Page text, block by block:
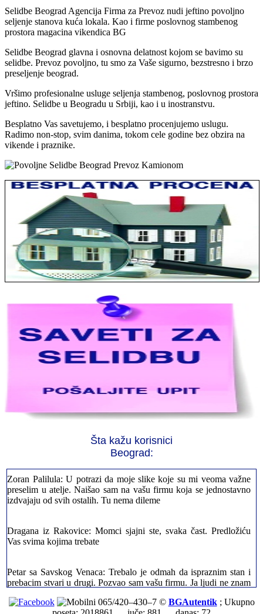
Selidbe Beograd Agencija Firma za Prevoz nudi jeftino povoljno
seljenje stanova kuća lokala. Kao i firme poslovnog stambenog
prostora magacina vikendica BG
Selidbe Beograd glavna i osnovna delatnost kojom se bavimo su
selidbe. Prevoz povoljno, tu smo za Vaše sigurno, bezstresno i brzo
preseljenje beograd.
Vršimo profesionalne usluge seljenja stambenog, poslovnog prostora
jeftino. Selidbe u Beogradu u Srbiji, kao i u inostranstvu.
Besplatno Vas savetujemo, i besplatno procenjujemo uslugu.
Radimo non-stop, svim danima, tokom cele godine bez obzira na
vikende i praznike.
Šta kažu korisnici
Beograd:
Milica iz Novog Beograda: Zahvaljujuću vašoj firmi. Istog dana
sam preselila sve stvari u moj novi stan. Hvala Vam puno
Zoran Palilula: U potrazi da moje slike koje su mi veoma važne
preselim u atelje. Naišao sam na vašu firmu koja se jednostavno
izdvajaju od svih ostalih. Tu nema dileme
Dragana iz Rakovice: Momci sjajni ste, svaka čast. Predložiću
Petar sa Savskog Venaca: Trebalo je odmah da ispraznim stan i
Dragan iz Stari Grad: Retko gde može da se nađe prava
profesionalnost u našoj zemlji i naravno usluga. Sve pohvale od
065/420–430–7 © BGAutentik; Ukupno